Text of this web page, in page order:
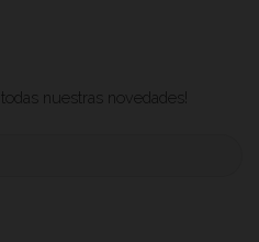
nuestras novedades!